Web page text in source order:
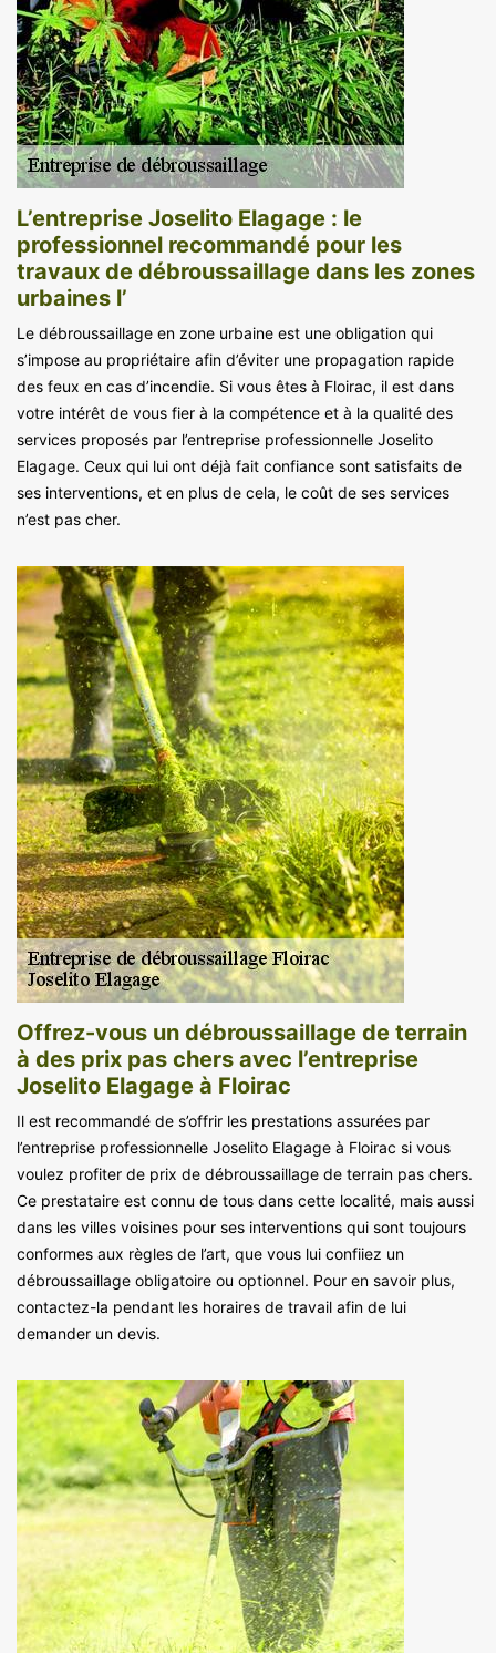
L’entreprise Joselito Elagage : le
professionnel recommandé pour les
travaux de débroussaillage dans les zones
urbaines l’
Le débroussaillage en zone urbaine est une obligation qui
s’impose au propriétaire afin d’éviter une propagation rapide
des feux en cas d’incendie. Si vous êtes à Floirac, il est dans
votre intérêt de vous fier à la compétence et à la qualité des
services proposés par l’entreprise professionnelle Joselito
Elagage. Ceux qui lui ont déjà fait confiance sont satisfaits de
ses interventions, et en plus de cela, le coût de ses services
n’est pas cher.
Offrez-vous un débroussaillage de terrain
à des prix pas chers avec l’entreprise
Joselito Elagage à Floirac
Il est recommandé de s’offrir les prestations assurées par
l’entreprise professionnelle Joselito Elagage à Floirac si vous
voulez profiter de prix de débroussaillage de terrain pas chers.
Ce prestataire est connu de tous dans cette localité, mais aussi
dans les villes voisines pour ses interventions qui sont toujours
conformes aux règles de l’art, que vous lui confiiez un
débroussaillage obligatoire ou optionnel. Pour en savoir plus,
contactez-la pendant les horaires de travail afin de lui
demander un devis.